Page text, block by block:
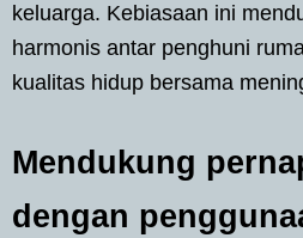
keluarga. Kebiasaan ini
harmonis antar penghuni
kualitas hidup bersama
Mendukung
dengan